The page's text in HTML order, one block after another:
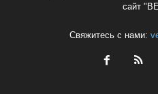
сайт
Свяжитесь с нами: